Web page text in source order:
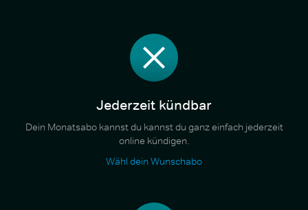
Jederzeit kündbar
Dein Monatsabo kannst du kannst du ganz einfach jederzeit
online kündigen.
Wähl dein Wunschabo